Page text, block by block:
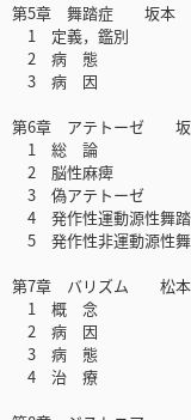
第5章 舞踏症 坂本
1 定義，鑑別
2 病 態
3 病 因
第6章 アテトーゼ
1 総 論
2 脳性麻痺
3 偽アテトーゼ
4 発作性運動源性舞踏
5 発作性非運動源性
第7章 バリズム 松本
1 概 念
2 病 因
3 病 態
4 治 療